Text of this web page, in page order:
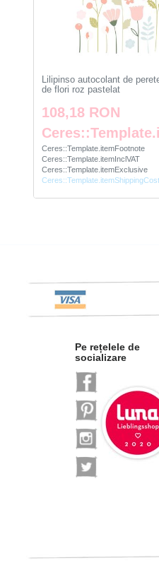
Lilipinso autocolant de
de flori roz pastelat
108,18 RON
Ceres::Template.itemFootnote
Ceres::Template.itemInclVAT
Ceres::Template.itemExclusive
Pe rețelele de
socializare